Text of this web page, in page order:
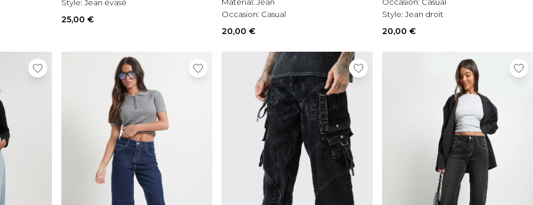
Style: Jean évasé
25,00 €
Matérial: Jean
Occasion: Casual
20,00 €
Occasion: Casual
Style: Jean droit
20,00 €